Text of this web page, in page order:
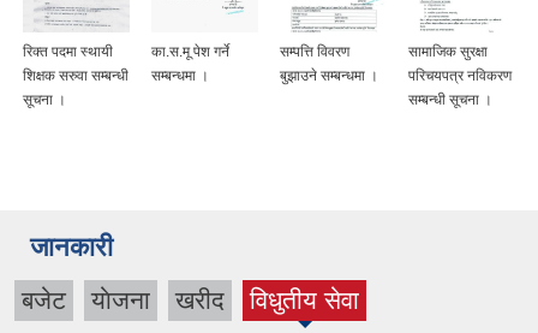
रिक्त पदमा स्थायी
शिक्षक सरुवा सम्बन्धी
सूचना ।
का.स.मू पेश गर्ने
सम्बन्धमा ।
सम्पत्ति विवरण
बुझाउने सम्बन्धमा ।
सामाजिक सुरक्षा
परिचयपत्र नविकरण
सम्बन्धी सूचना ।
जानकारी
बजेट याेजना खरीद विधुतीय सेवा
(active